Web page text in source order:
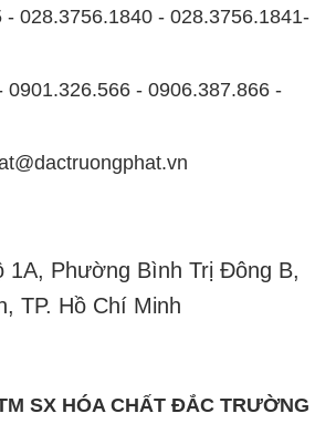
- 028.3756.1840 - 028.3756.1841-
0901.326.566 - 0906.387.866 -
1A, Phường Bình Trị Đông B,
TP. Hồ Chí Minh
SX HÓA CHẤT ĐẮC TRƯỜNG